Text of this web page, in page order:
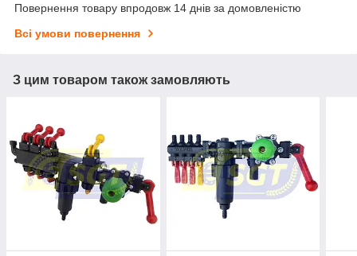
Повернення товару впродовж 14 днів за домовленістю
Всі умови повернення
З цим товаром також замовляють